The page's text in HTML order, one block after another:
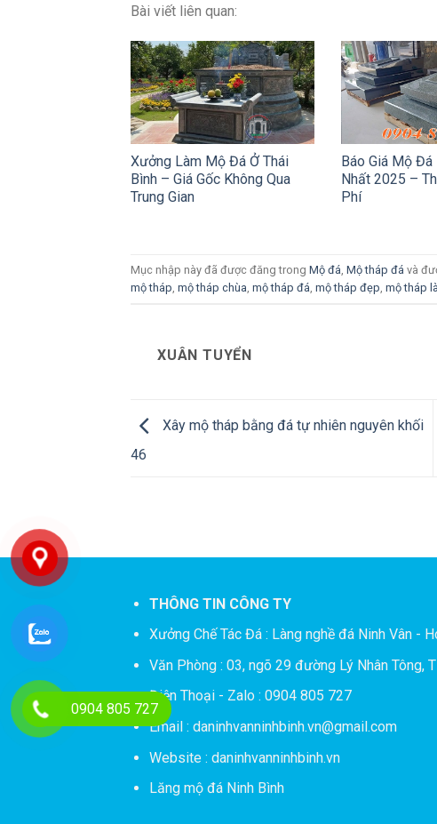
Bài viết liên quan:
Xưởng Làm Mộ Đá Ở Thái
Bình – Giá Gốc Không Qua
Trung Gian
Báo Giá Mộ
Nhất 2025 –
Phí
Mục nhập này đã được đăng trong Mộ đá Mộ tháp đá và
mộ tháp mộ tháp chùa mộ tháp đá mộ tháp đẹp mộ tháp
XUÂN TUYỂN
Xây mộ tháp bằng đá tự nhiên nguyên khối
46
THÔNG TIN CÔNG TY
Xưởng Chế Tác Đá : Làng nghề đá Ninh Vân -
Văn Phòng : 03, ngõ 29 đường Lý Nhân Tông,
Điện Thoại - Zalo : 0904 805 727
Email : daninhvanninhbinh.vn@gmail.com
Website : daninhvanninhbinh.vn
Lăng mộ đá Ninh Bình
0904 805 727